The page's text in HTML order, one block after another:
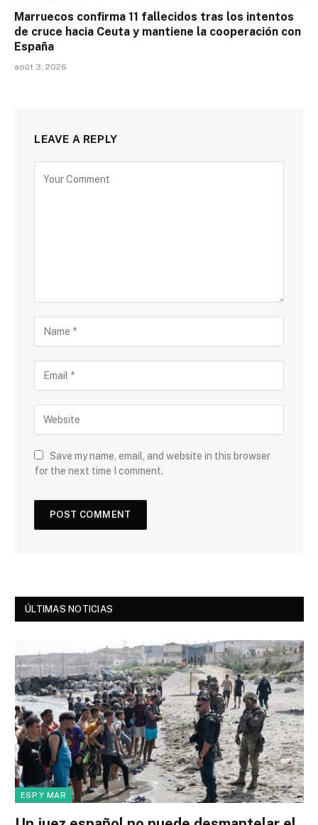
Marruecos confirma 11 fallecidos tras los intentos
de cruce hacia Ceuta y mantiene la cooperación con
España
août 3, 2026
LEAVE A REPLY
Save my name, email, and website in this browser
for the next time I comment.
ÚLTIMAS NOTICIAS
ESP Y MAR